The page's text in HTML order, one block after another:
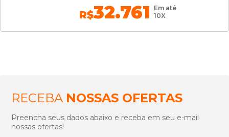
R$32.761
Em até
10X
RECEBA NOSSAS OFERTAS
Preencha seus dados abaixo e receba em seu e-mail
nossas ofertas!